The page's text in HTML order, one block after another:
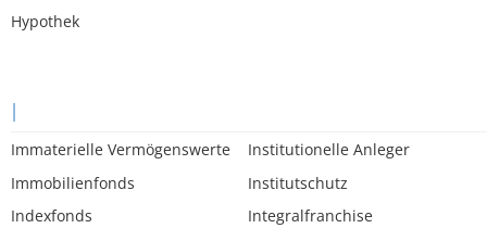
Hypothek
I
Immaterielle Vermögenswerte
Immobilienfonds
Indexfonds
Institutionelle Anleger
Institutschutz
Integralfranchise